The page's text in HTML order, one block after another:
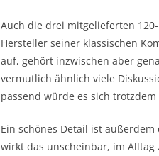
Auch die drei mitgelieferten
Hersteller seiner klassischen
auf, gehört inzwischen aber
vermutlich ähnlich viele
passend würde es sich
Ein schönes Detail ist
wirkt das unscheinbar, im Alltag